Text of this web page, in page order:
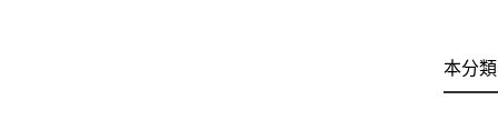
本分